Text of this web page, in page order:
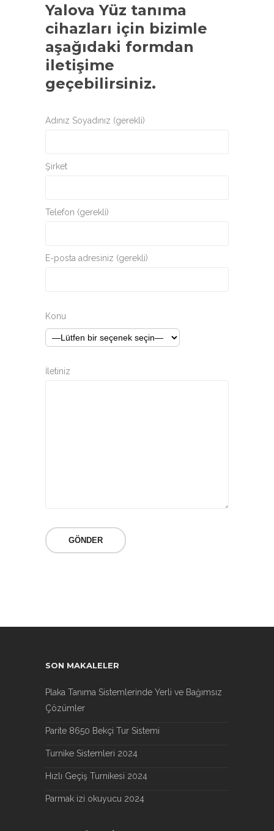
Yalova Yüz tanıma
cihazları için bizimle
aşağıdaki formdan
iletişime
geçebilirsiniz.
Adınız Soyadınız (gerekli)
Şirket
Telefon (gerekli)
E-posta adresiniz (gerekli)
Konu
İletiniz
SON MAKALELER
Plaka Tanıma Sistemlerinde Yerli ve Bağımsız
Çözümler
Parite 8650 Bekçi Tur Sistemi
Turnike Sistemleri 2024
Hızlı Geçiş Turnikesi 2024
Parmak izi okuyucu 2024